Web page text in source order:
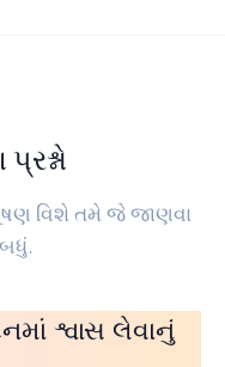
વિશે તમે જે જાણવા
શ્વાસ લેવાનું